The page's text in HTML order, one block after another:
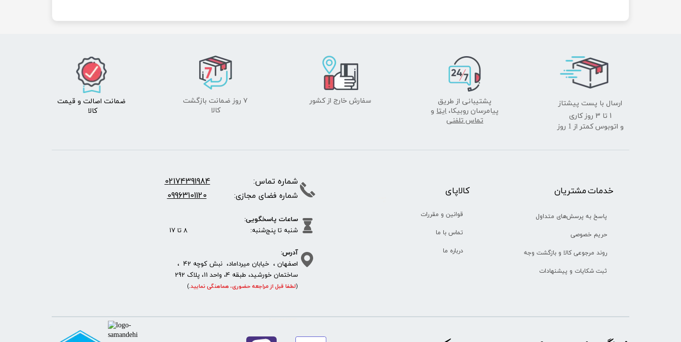
ارسال با پست پیشتاز
​​​​​​​1 تا 3 روز کاری
و اتوبوس کمتر از 1 روز
پشتیبانی از طریق
پیامرسان روبیکا، ایتا و
تماس تلفنی
سفارش خارج از کشور
۷ روز ضمانت بازگشت
​​​​​​​کالا
ضمانت اصالت و قیمت​​​​​​​
کالا ​​​​​​​
خدمات مشتریان
پاسخ به پرسش‌های متداول
حریم خصوصی
روند مرجوعی کالا و بازگشت وجه
ثبت شکایات و پیشنهادات
​​کالاپای
قوانین و مقررات
تماس با ما
درباره ما
شماره تماس: 02174391984
شماره فضای مجازی: 09963101120
ساعات پاسخگویی:
شنبه تا پنج‌شنبه: 8 تا 17
آدرس:
اصفهان ، خیابان میرداماد، نبش کوچه 42 ،
ساختمان خورشید، طبقه 4، واحد 11، پلاک 292
(لطفا قبل از مراجعه حضوری، هماهنگی نمایید.
)